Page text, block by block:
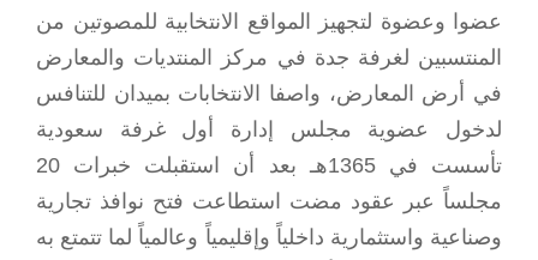
عضوا وعضوة لتجهيز المواقع الانتخابية للمصوتين من
المنتسبين لغرفة جدة في مركز المنتديات والمعارض
في أرض المعارض، واصفا الانتخابات بميدان للتنافس
لدخول عضوية مجلس إدارة أول غرفة سعودية
تأسست في 1365هـ بعد أن استقبلت خبرات 20
مجلساً عبر عقود مضت استطاعت فتح نوافذ تجارية
وصناعية واستثمارية داخلياً وإقليمياً وعالمياً لما تتمتع به